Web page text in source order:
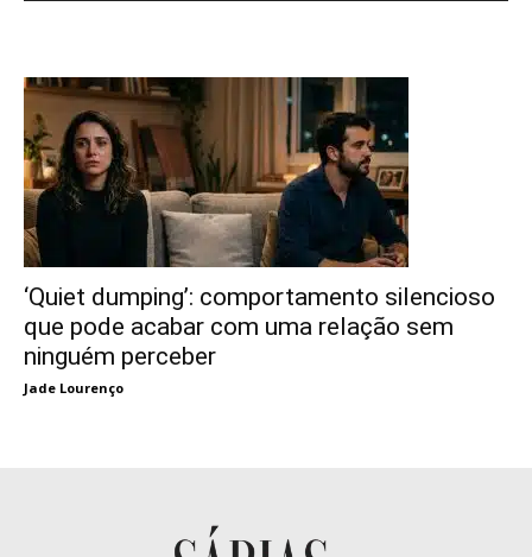
‘Quiet dumping’: comportamento silencioso
que pode acabar com uma relação sem
ninguém perceber
Jade Lourenço